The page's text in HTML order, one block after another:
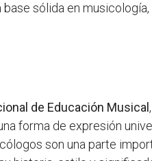
sólida en
de Educación Musical
forma de expresión
son una parte